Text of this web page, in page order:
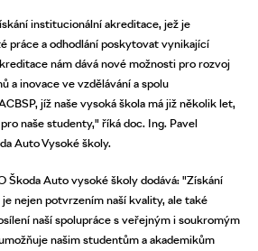
institucionální akreditace, jež je
práce a odhodlání poskytovat vynikající
nám dává nové možnosti pro rozvoj
a inovace ve vzdělávání a spolu
jíž naše vysoká škola má již několik let,
naše studenty," říká doc. Ing. Pavel
Auto Vysoké školy.
Škoda Auto vysoké školy dodává: "Získání
nejen potvrzením naší kvality, ale také
naší spolupráce s veřejným i soukromým
našim studentům a akademikům